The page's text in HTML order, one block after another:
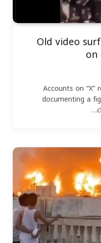
Old video
on
Accounts on “X”
documenting a